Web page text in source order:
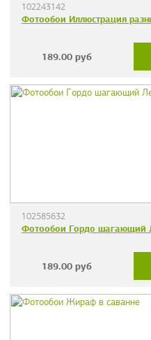
102243142
Фотообои Иллюстрация
189.00 руб
102585632
Фотообои Гордо шагающий
189.00 руб